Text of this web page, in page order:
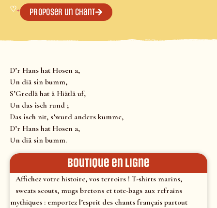
♡+ Proposer un chant
D’r Hans hat Hosen a,
Un diä sîn bumm,
S’Gredlä hat ä Hiätlä uf,
Un das îsch rund ;
Das îsch nit, s’wurd anders kumme,
D’r Hans hat Hosen a,
Un diä sîn bumm.
Boutique en ligne
Affichez votre histoire, vos terroirs ! T-shirts marins,
sweats scouts, mugs bretons et tote-bags aux refrains
mythiques : emportez l’esprit des chants français partout